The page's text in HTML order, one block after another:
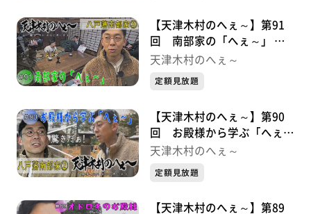
【天津木村のへぇ～】第91
回 南部家の「へぇ～」 八
戸藩南部家シリーズ③
天津木村のへぇ～
定額見放題
【天津木村のへぇ～】第90
回 お殿様から学ぶ「へぇ
～」 八戸藩南部家シリーズ
天津木村のへぇ～
定額見放題
【天津木村のへぇ～】第89